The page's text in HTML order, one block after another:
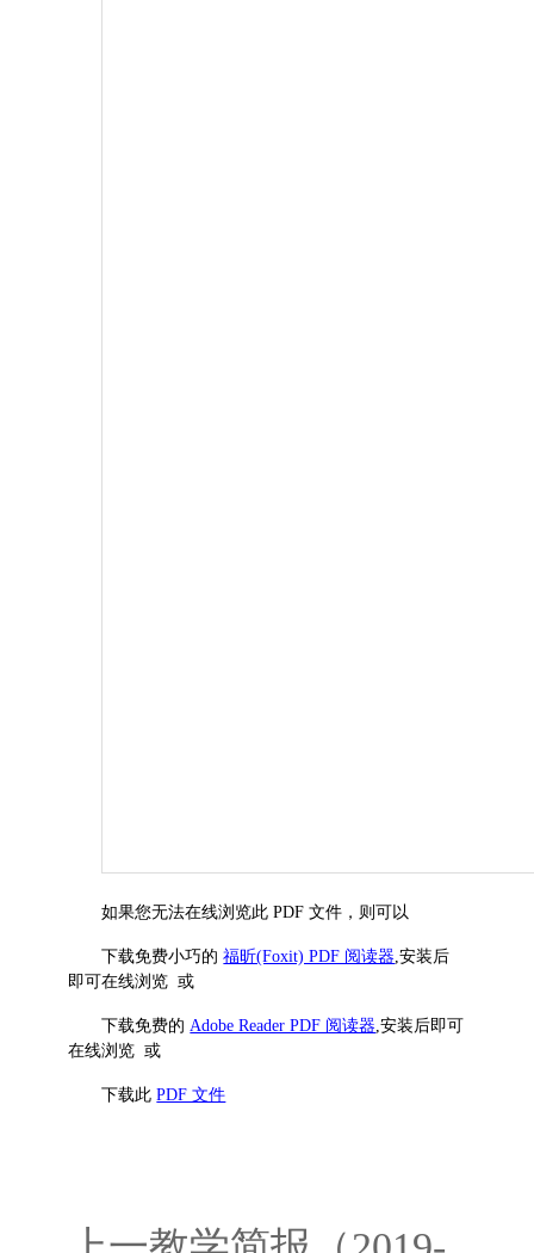
如果您无法在线浏览此 PDF 文件，则可以
下载免费小巧的福昕(Foxit) PDF 阅读器 ,安装后
即可在线浏览 或
下载免费的 Adobe Reader PDF 阅读器 ,安装后即可
在线浏览 或
下载此PDF 文件